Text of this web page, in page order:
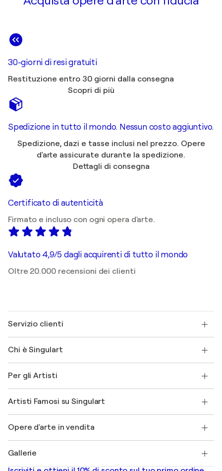
30-giorni di resi gratuiti
Restituzione entro 30 giorni dalla consegna
Scopri di più
Spedizione in tutto il mondo. Nessun costo aggiuntivo.
Spedizione, dazi e tasse inclusi nel prezzo. Opere
d'arte assicurate durante la spedizione.
Dettagli di consegna
Certificato di autenticità
Firmato e incluso con ogni opera d'arte.
Valutato 4,9/5 dagli acquirenti di tutto il mondo
Oltre 20.000 recensioni dei clienti
Servizio clienti
Spedizione
Offri una carta regalo
Partecipa al nostro programma commerciale
Il mio account
Protezione acquirente
+39 694500608
Chi è Singulart
FAQ
Magazine di Singulart
Lavori
Scopri arte originale selezionata
Per gli Artisti
Accedi come Artista
Artisti Famosi su Singulart
Marc Chagall
Banksy
Mr. Brainwash
Opere d'arte in vendita
Quadri astratti in vendita
Gallerie